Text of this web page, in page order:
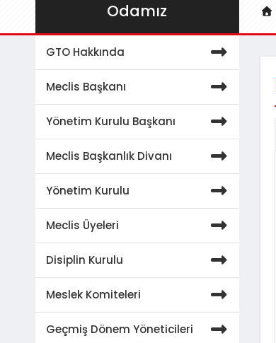
Odamız
GTO Hakkında
Meclis Başkanı
Yönetim Kurulu Başkanı
Meclis Başkanlık Divanı
Yönetim Kurulu
Meclis Üyeleri
Disiplin Kurulu
Meslek Komiteleri
Geçmiş Dönem Yöneticileri